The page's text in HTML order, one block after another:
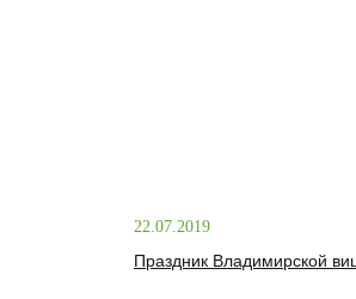
22.07.2019
Праздник Владимирской